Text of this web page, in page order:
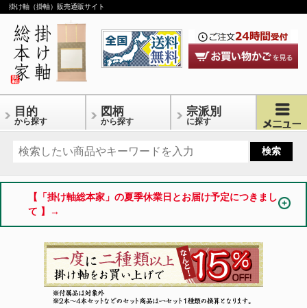
掛け軸（掛軸）販売通販サイト
目的
から探す
図柄
から探す
宗派別
に探す
【「掛け軸総本家」の夏季休業日とお届け予定につきまし
て 】→